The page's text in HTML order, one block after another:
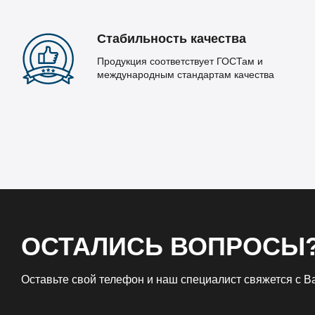
Стабильность качества
Продукция соответствует ГОСТам и
международным стандартам качества
ОСТАЛИСЬ
Оставьте свой телефон и наш специалист свяжется с